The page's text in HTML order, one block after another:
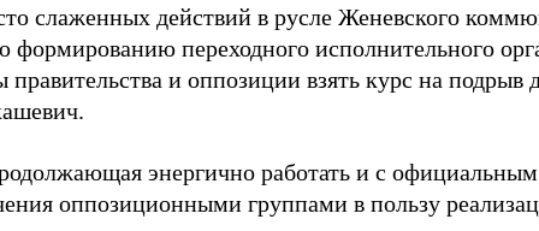
слаженных действий в русле Женевского
формированию переходного исполнительного
правительства и оппозиции взять курс на
энергично работать и с
оппозиционными группами в пользу